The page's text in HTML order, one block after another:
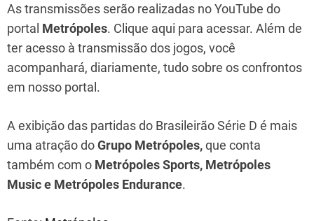
As transmissões serão realizadas no YouTube do
portal Metrópoles. Clique aqui para acessar. Além de
ter acesso à transmissão dos jogos, você
acompanhará, diariamente, tudo sobre os confrontos
em nosso portal.
A exibição das partidas do Brasileirão Série D é mais
uma atração doGrupo Metrópoles,que conta
também com o Metrópoles Sports, Metrópoles
Music e Metrópoles Endurance.